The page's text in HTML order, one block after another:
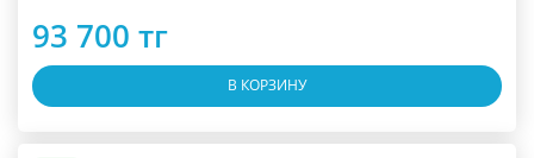
93 700 тг
В КОРЗИНУ